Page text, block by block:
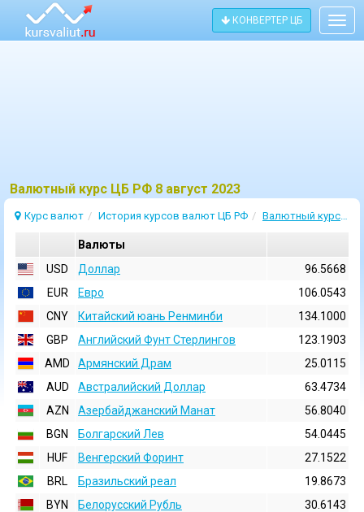
КОНВЕРТЕР ЦБ
Bалютный курс ЦБ РФ 8 август 2023
Курс валют История курсов валют ЦБ РФ Валютный курс 8 Август 2023
Валюты
USD
Доллар
96.5668
EUR
Евро
106.0543
CNY
Китайский юань Ренминби
134.1000
GBP
Английский Фунт Стерлингов
123.1903
AMD
Армянский Драм
25.0115
AUD
Австралийский Доллар
63.4734
AZN
Азербайджанский Манат
56.8040
BGN
Болгарский Лев
54.0445
HUF
Венгерский Форинт
27.1522
BRL
Бразильский реал
19.8673
BYN
Белорусский Рубль
30.6143